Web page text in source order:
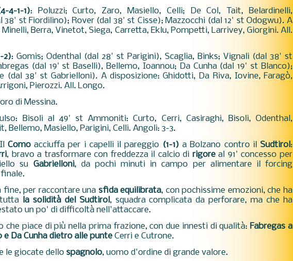
4-1-1): Poluzzi; Curto, Zaro, Masiello, Celli; De Col, Tait, Belardinelli,
38' st Fiordilino); Rover (dal 38' st Cisse); Mazzocchi (dal 12' st Odogwu). A
Berra, Vinetot, Siega, Carretta, Eklu, Pompetti, Larrivey, Giorgini. All.
2): Gomis; Odenthal (dal 28' st Parigini), Scaglia, Binks; Vignali (dal 38' st
(dal 19' st Baselli), Bellemo, Ioannou; Da Cunha (dal 19' st Blanco);
(dal 38' st Gabrielloni). A disposizione: Ghidotti, Da Riva, Iovine, Faragò,
Pierozzi. All. Longo.
di Messina.
Bisoli al 49' st Ammoniti: Curto, Cerri, Casiraghi, Bisoli, Odenthal,
Bellemo, Masiello, Parigini, Celli. Angoli: 3-3.
Comoacciuffa per i capelli il pareggio (1-1) a Bolzano contro ilSudtirol:
, bravo a trasformare con freddezza il calcio di rigoreal 91' concesso per
su Gabrielloni, da pochi minuti in campo per alimentare il forcing
fine, per raccontare una sfida equilibrata, con pochissime emozioni, che ha
la solidità del Sudtirol, squadra complicata da perforare, ma che ha
un po' di difficoltà nell'attaccare.
che piace di più nella prima frazione, con due innesti di qualità:Fabregas a
Da Cunha dietro alle punte Cerri e Cutrone.
le giocate dello spagnolo, uomo d'ordine di grande valore.